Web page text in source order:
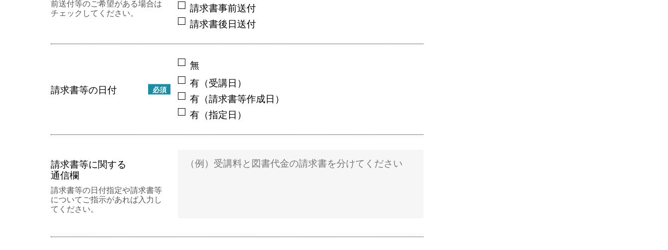
前送付等のご希望がある場合は
チェックしてください。
請求書事前送付
請求書後日送付
請求書等の日付 必須
無
有（受講日）
有（請求書等作成日）
有（指定日）
請求書等に関する
通信欄
請求書等の日付指定や請求書等
についてご指示があれば入力し
てください。